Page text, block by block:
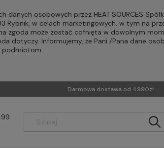
danych osobowych przez HEAT SOURCES
Rybnik, w celach marketingowych, w tym na
zgoda może zostać cofnięta w dowolnym
dotyczy. Informujemy, że Pani /Pana dane
podmiotom.
Darmowa dostawa od 4990zł